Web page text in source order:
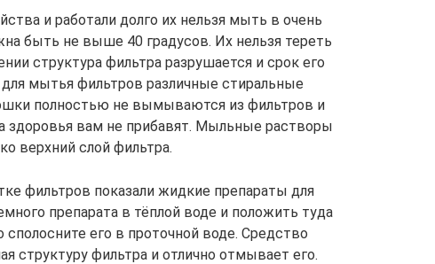
и работали долго их нельзя мыть в очень
быть не выше 40 градусов. Их нельзя тереть
структура фильтра разрушается и срок его
мытья фильтров различные стиральные
полностью не вымываются из фильтров и
здоровья вам не прибавят. Мыльные растворы
верхний слой фильтра.
фильтров показали жидкие препараты для
препарата в тёплой воде и положить туда
его в проточной воде. Средство
структуру фильтра и отлично отмывает его.